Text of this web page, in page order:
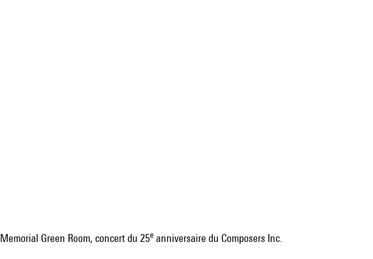
Memorial Green Room, concert du 25e anniversaire du Composers Inc.